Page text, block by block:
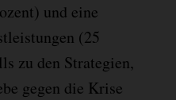
und eine
(25
zu den Strategien,
gegen die Krise